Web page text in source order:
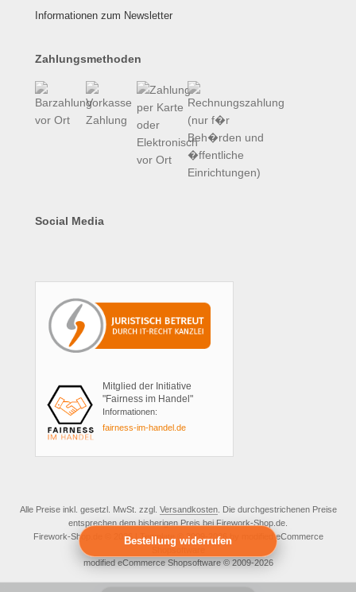
Informationen zum Newsletter
Zahlungsmethoden
Social Media
Mitglied der Initiative
"Fairness im Handel"
Informationen:
fairness-im-handel.de
Alle Preise inkl. gesetzl. MwSt. zzgl. Versandkosten. Die durchgestrichenen Preise
entsprechen dem bisherigen Preis bei Firework-Shop.de.
Firework-Shop.de © 2026 | Template © 2009-2026 by modified eCommerce
Shopsoftware
modified eCommerce Shopsoftware © 2009-2026
Bestellung widerrufen